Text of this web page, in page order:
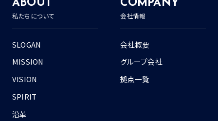
ABOUT
私たちについて
SLOGAN
MISSION
VISION
SPIRIT
沿革
COMPANY
会社情報
会社概要
グループ会社
拠点一覧